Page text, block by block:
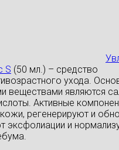
S (50 мл.) – средство
ухода.
веществами являются
Активные
регенерируют и
эксфолиации и